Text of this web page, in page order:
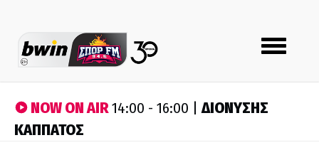
Toggle
navigation
NOW ON AIR14:00 - 16:00 |ΔΙΟΝΥΣΗΣ
ΚΑΠΠΑΤΟΣ